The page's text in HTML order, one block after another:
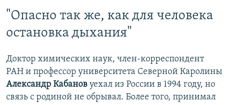
"Опасно так же, как для человека
остановка дыхания"
Доктор химических наук, член-корреспондент
РАН и профессор университета Северной Каролины
Александр Кабанов уехал из России в 1994 году, но
связь с родиной не обрывал. Более того, принимал